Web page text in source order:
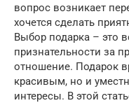
вопрос возникает
хочется сделать
Выбор подарка – это
признательности за
отношение. Подарок
красивым, но и
интересы. В этой